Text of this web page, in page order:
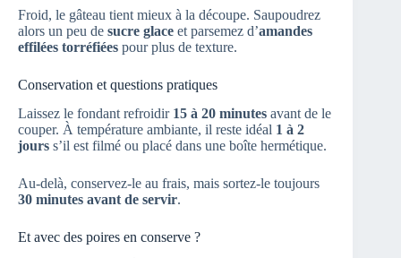
Froid, le gâteau tient mieux à la découpe. Saupoudrez
alors un peu de sucre glace et parsemez d’amandes
effilées torréfiées pour plus de texture.
Conservation et questions pratiques
Laissez le fondant refroidir 15 à 20 minutes avant de le
couper. À température ambiante, il reste idéal 1 à 2
jours s’il est filmé ou placé dans une boîte hermétique.
Au-delà, conservez-le au frais, mais sortez-le toujours
30 minutes avant de servir.
Et avec des poires en conserve ?